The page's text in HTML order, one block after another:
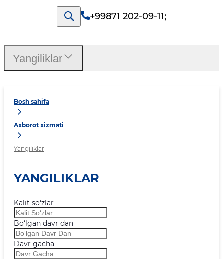
+99871 202-09-11;
Bosh sahifa
Axborot xizmati
Yangiliklar
YANGILIKLAR
Kalit so‘zlar
Bo‘lgan davr dan
Davr gacha
Yangiliklar